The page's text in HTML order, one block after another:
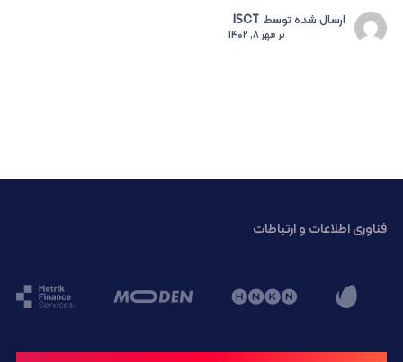
ارسال شده توسط ISCT
برمهر 8, 1402
فناوری اطلاعات و ارتباطات